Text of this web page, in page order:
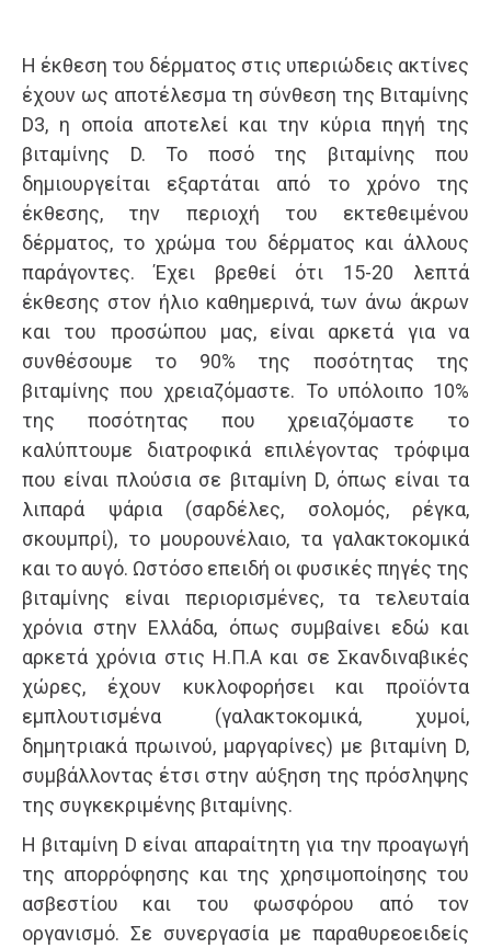
Η έκθεση του δέρματος στις υπεριώδεις ακτίνες
έχουν ως αποτέλεσμα τη σύνθεση της Βιταμίνης
D3, η οποία αποτελεί και την κύρια πηγή της
βιταμίνης D. Το ποσό της βιταμίνης που
δημιουργείται εξαρτάται από το χρόνο της
έκθεσης, την περιοχή του εκτεθειμένου
δέρματος, το χρώμα του δέρματος και άλλους
παράγοντες. Έχει βρεθεί ότι 15-20 λεπτά
έκθεσης στον ήλιο καθημερινά, των άνω άκρων
και του προσώπου μας, είναι αρκετά για να
συνθέσουμε το 90% της ποσότητας της
βιταμίνης που χρειαζόμαστε. Το υπόλοιπο 10%
της ποσότητας που χρειαζόμαστε το
καλύπτουμε διατροφικά επιλέγοντας τρόφιμα
που είναι πλούσια σε βιταμίνη D, όπως είναι τα
λιπαρά ψάρια (σαρδέλες, σολομός, ρέγκα,
σκουμπρί), το μουρουνέλαιο, τα γαλακτοκομικά
και το αυγό. Ωστόσο επειδή οι φυσικές πηγές της
βιταμίνης είναι περιορισμένες, τα τελευταία
χρόνια στην Ελλάδα, όπως συμβαίνει εδώ και
αρκετά χρόνια στις Η.Π.Α και σε Σκανδιναβικές
χώρες, έχουν κυκλοφορήσει και προϊόντα
εμπλουτισμένα (γαλακτοκομικά, χυμοί,
δημητριακά πρωινού, μαργαρίνες) με βιταμίνη D,
συμβάλλοντας έτσι στην αύξηση της πρόσληψης
της συγκεκριμένης βιταμίνης.
Η βιταμίνη D είναι απαραίτητη για την προαγωγή
της απορρόφησης και της χρησιμοποίησης του
ασβεστίου και του φωσφόρου από τον
οργανισμό. Σε συνεργασία με παραθυρεοειδείς